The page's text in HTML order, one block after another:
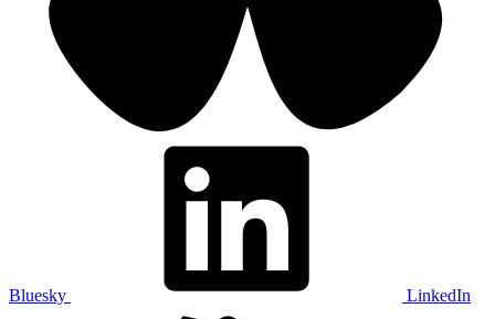
Bluesky LinkedIn